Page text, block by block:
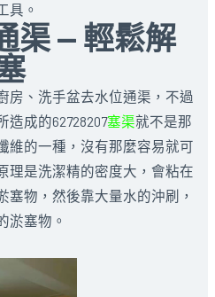
具。
渠 — 輕鬆解
房、洗手盆去水位通渠，不過
造成的62728207塞渠就不是那
維的一種，沒有那麼容易就可
理是洗潔精的密度大，會粘在
塞物，然後靠大量水的沖刷，
淤塞物。